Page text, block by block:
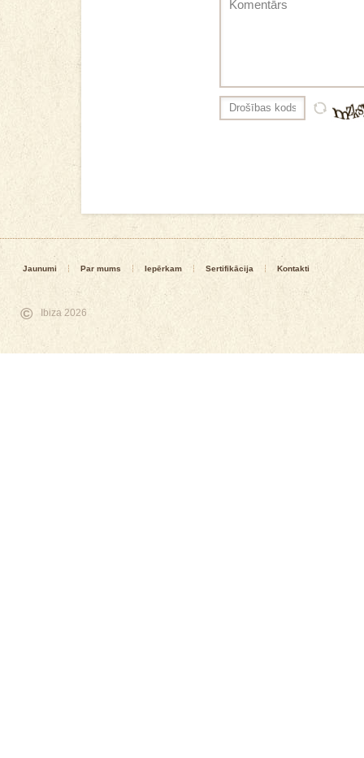
Jaunumi Par mums Iepērkam Sertifikācija Kontakti
© Ibiza 2026